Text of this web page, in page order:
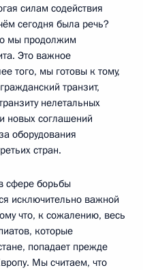
силам содействия
сегодня была речь?
мы продолжим
Это важное
того, мы готовы к тому,
транзит,
нелетальных
новых соглашений
оборудования
стран.
сфере борьбы
исключительно важной
что, к сожалению, весь
которые
попадает прежде
Мы считаем, что